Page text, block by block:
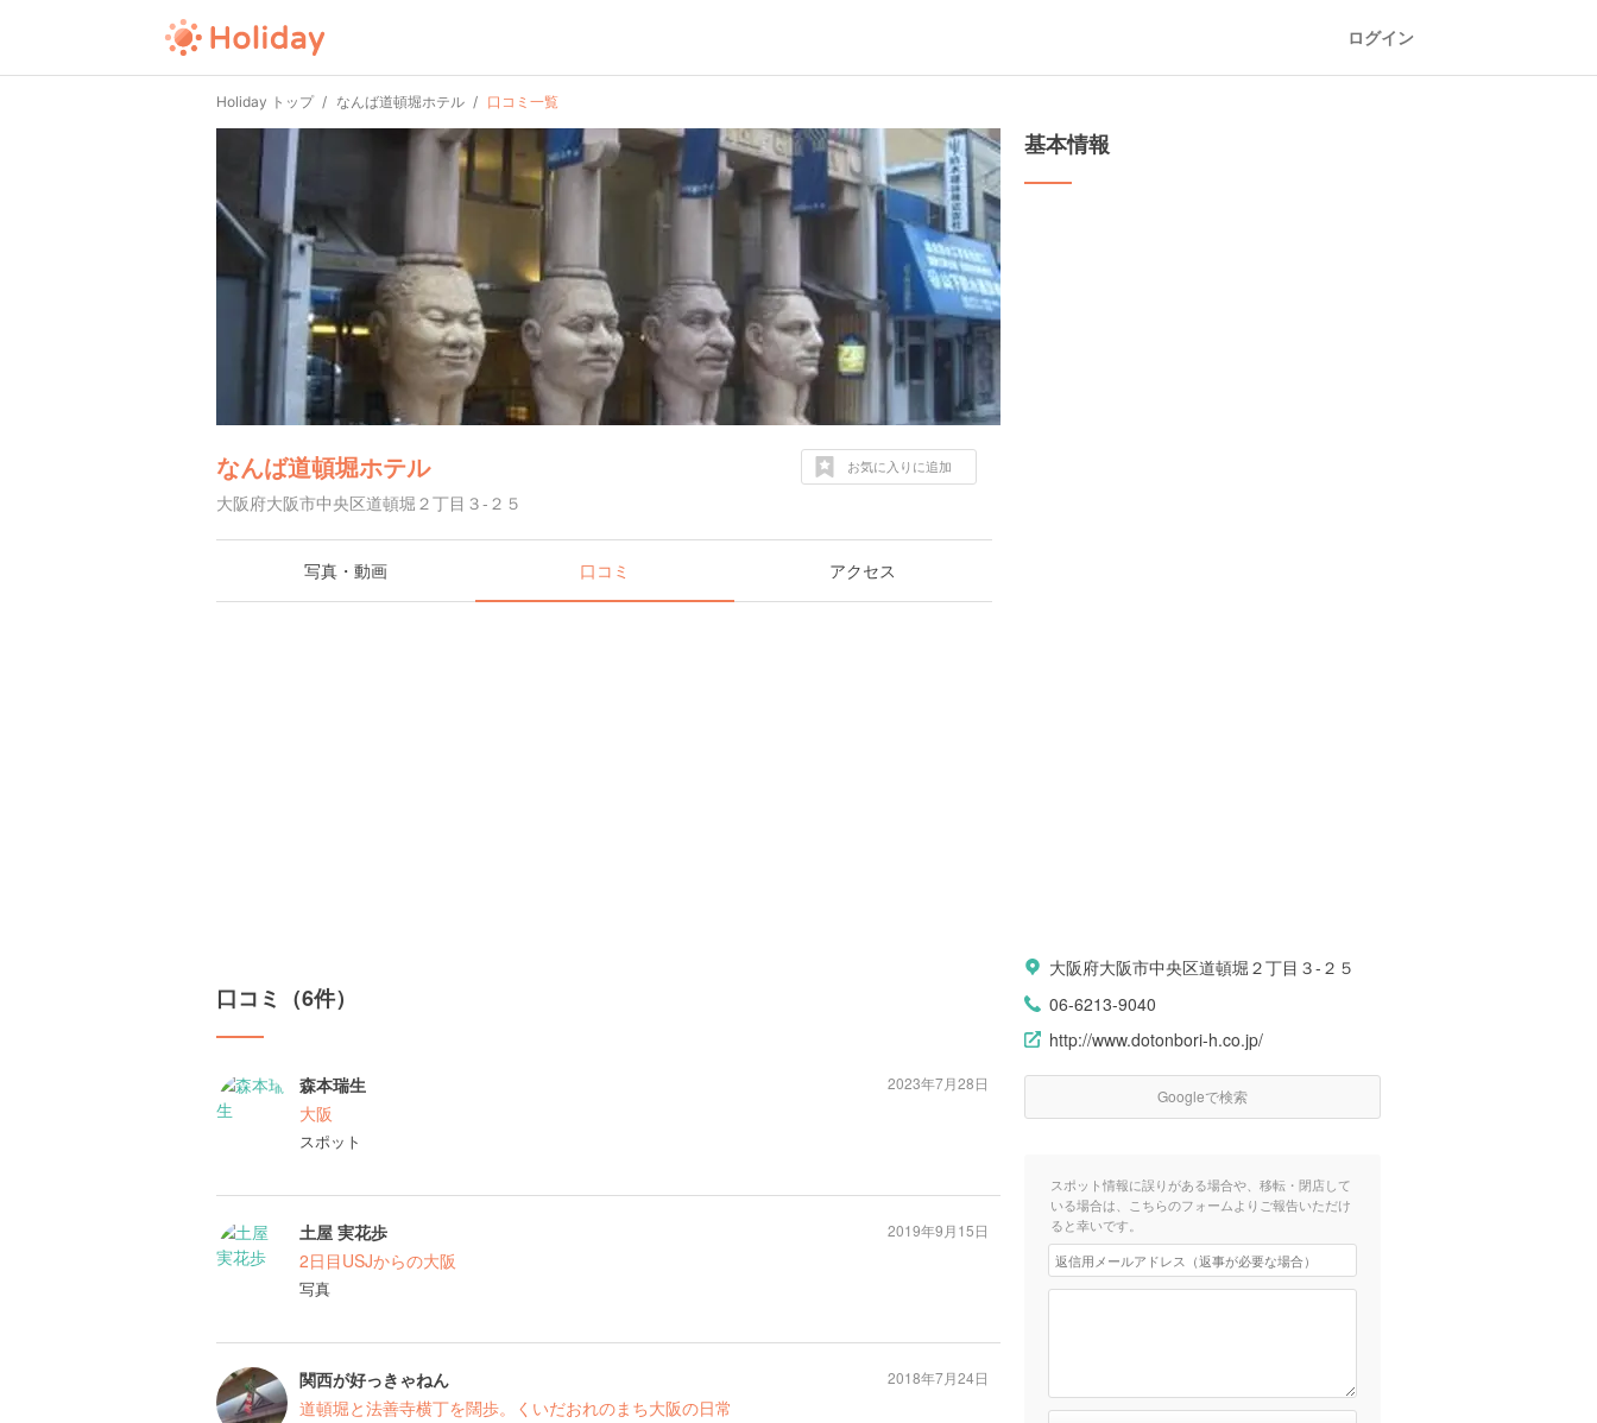
ログイン
Holiday トップ なんば道頓堀ホテル 口コミ一覧
なんば道頓堀ホテル
大阪府大阪市中央区道頓堀２丁目３-２５
お気に入りに追加
写真・動画 口コミ アクセス
口コミ（6件）
森本瑞生
大阪
スポット
2023年7月28日
土屋 実花歩
2日目USJからの大阪
写真
2019年9月15日
関西が好っきゃねん
道頓堀と法善寺横丁を闊歩。くいだおれのまち大阪の日常
2018年7月24日
基本情報
大阪府大阪市中央区道頓堀２丁目３-２５
06-6213-9040
http://www.dotonbori-h.co.jp/
Googleで検索
スポット情報に誤りがある場合や、移転・閉店して
いる場合は、こちらのフォームよりご報告いただけ
ると幸いです。